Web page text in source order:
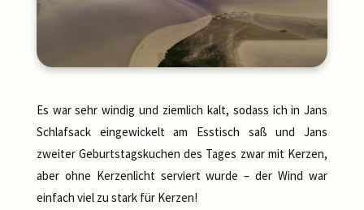
Es war sehr windig und ziemlich kalt, sodass ich in Jans
Schlafsack eingewickelt am Esstisch saß und Jans
zweiter Geburtstagskuchen des Tages zwar mit Kerzen,
aber ohne Kerzenlicht serviert wurde – der Wind war
einfach viel zu stark für Kerzen!